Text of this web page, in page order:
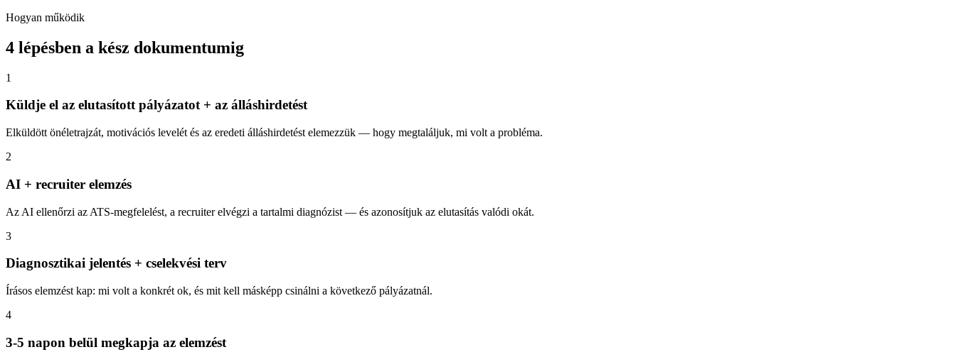
Hogyan működik
4 lépésben a kész dokumentumig
1
Küldje el az elutasított pályázatot + az álláshirdetést
Elküldött önéletrajzát, motivációs levelét és az eredeti álláshirdetést elemezzük — hogy megtaláljuk, mi volt a probléma.
2
AI + recruiter elemzés
Az AI ellenőrzi az ATS-megfelelést, a recruiter elvégzi a tartalmi diagnózist — és azonosítjuk az elutasítás valódi okát.
3
Diagnosztikai jelentés + cselekvési terv
Írásos elemzést kap: mi volt a konkrét ok, és mit kell másképp csinálni a következő pályázatnál.
4
3-5 napon belül megkapja az elemzést